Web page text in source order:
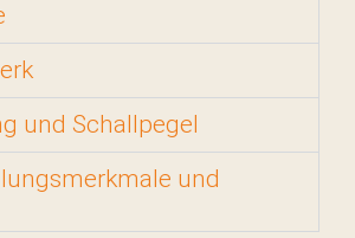
und Schallpegel
und